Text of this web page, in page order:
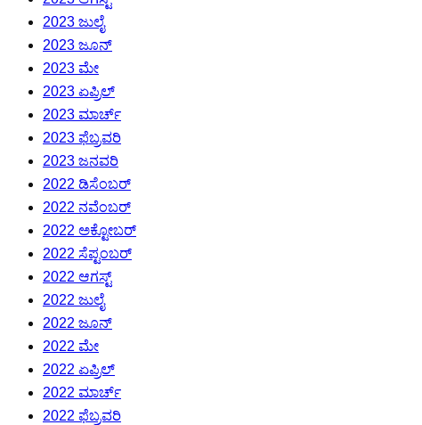
2023 ಜುಲೈ
2023 ಜೂನ್
2023 ಮೇ
2023 ಏಪ್ರಿಲ್
2023 ಮಾರ್ಚ್
2023 ಫೆಬ್ರವರಿ
2023 ಜನವರಿ
2022 ಡಿಸೆಂಬರ್
2022 ನವೆಂಬರ್
2022 ಅಕ್ಟೋಬರ್
2022 ಸೆಪ್ಟಂಬರ್
2022 ಆಗಸ್ಟ್
2022 ಜುಲೈ
2022 ಜೂನ್
2022 ಮೇ
2022 ಏಪ್ರಿಲ್
2022 ಮಾರ್ಚ್
2022 ಫೆಬ್ರವರಿ